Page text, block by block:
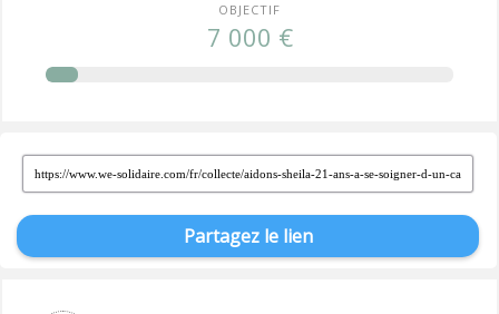
OBJECTIF
7 000 €
Partagez le lien